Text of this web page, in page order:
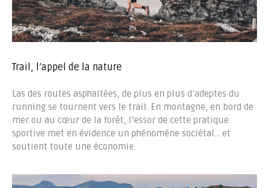
Trail, l’appel de la nature
Las des routes asphaltées, de plus en plus d’adeptes du
running se tournent vers le trail. En montagne, en bord de
mer ou au cœur de la forêt, l’essor de cette pratique
sportive met en évidence un phénomène sociétal… et
soutient toute une économie.